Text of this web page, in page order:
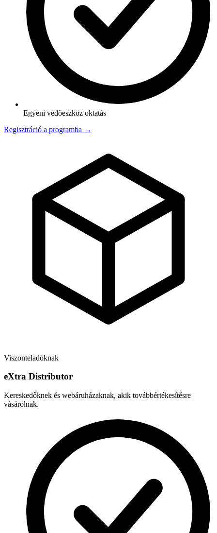
Egyéni védőeszköz oktatás
Regisztráció a programba →
Viszonteladóknak
eXtra Distributor
Kereskedőknek és webáruházaknak, akik továbbértékesítésre
vásárolnak.